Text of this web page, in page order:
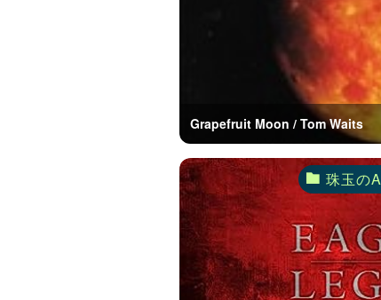
Grapefruit Moon / Tom Waits
珠玉の